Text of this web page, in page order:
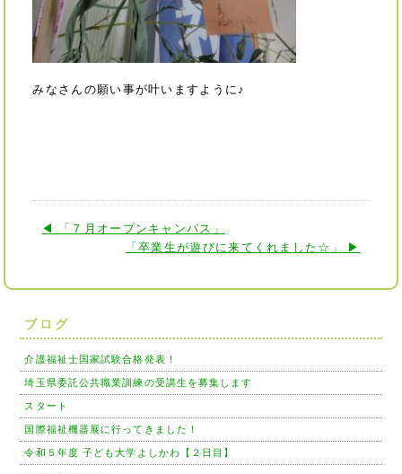
みなさんの願い事が叶いますように♪
◀ 「７月オープンキャンパス」
「卒業生が遊びに来てくれました☆」 ▶
ブログ
介護福祉士国家試験合格発表！
埼玉県委託公共職業訓練の受講生を募集します
スタート
国際福祉機器展に行ってきました！
令和５年度 子ども大学よしかわ【２日目】